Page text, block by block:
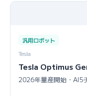
汎用ロボット
Tesla
Tesla Optimus
2026年量産開始・AI5